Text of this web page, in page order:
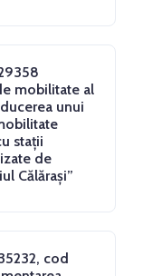
mobilitate al
unui
stații
de
Călărași”
cod